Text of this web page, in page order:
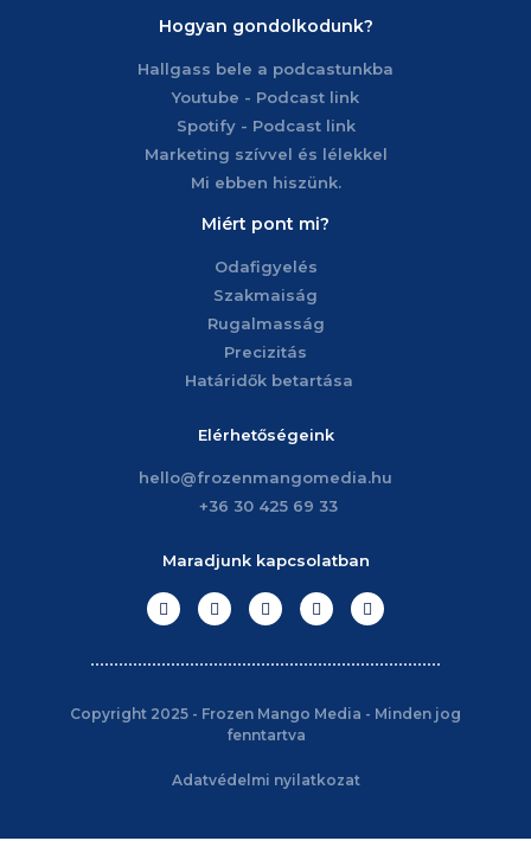
Hogyan gondolkodunk?
Hallgass bele a podcastunkba
Youtube - Podcast link
Spotify - Podcast link
Marketing szívvel és lélekkel
Mi ebben hiszünk.
Miért pont mi?
Odafigyelés
Szakmaiság
Rugalmasság
Precizitás
Határidők betartása
Elérhetőségeink
hello@frozenmangomedia.hu
+36 30 425 69 33
Maradjunk kapcsolatban
Copyright 2025 - Frozen Mango Media - Minden jog
fenntartva
Adatvédelmi nyilatkozat